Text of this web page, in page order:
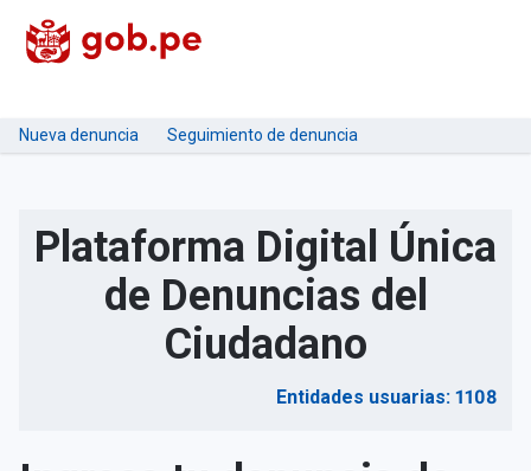
Nueva denuncia Seguimiento de denuncia
Plataforma Digital Única
de Denuncias del
Ciudadano
Entidades usuarias: 1108